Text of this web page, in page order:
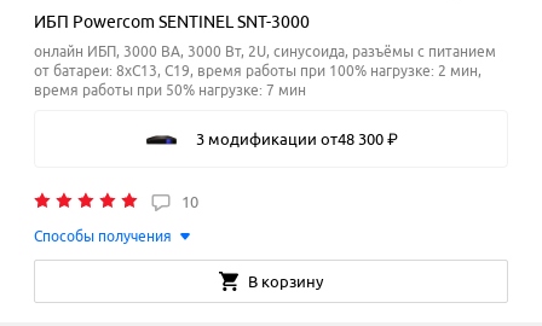
ИБП Powercom SENTINEL SNT-3000
онлайн ИБП, 3000 ВА, 3000 Вт, 2U, синусоида, разъёмы с питанием
от батареи: 8xC13, C19, время работы при 100% нагрузке: 2 мин,
время работы при 50% нагрузке: 7 мин
3 модификации от48 300 ₽
10
Способы получения
В корзину